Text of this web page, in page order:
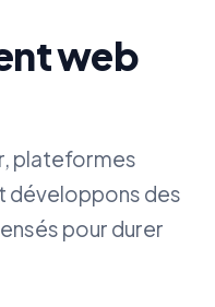
web
plateformes
développons des
pour durer